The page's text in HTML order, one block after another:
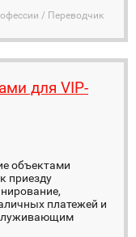
/ Переводчик
для VIP-
объектами
приезду
платежей и